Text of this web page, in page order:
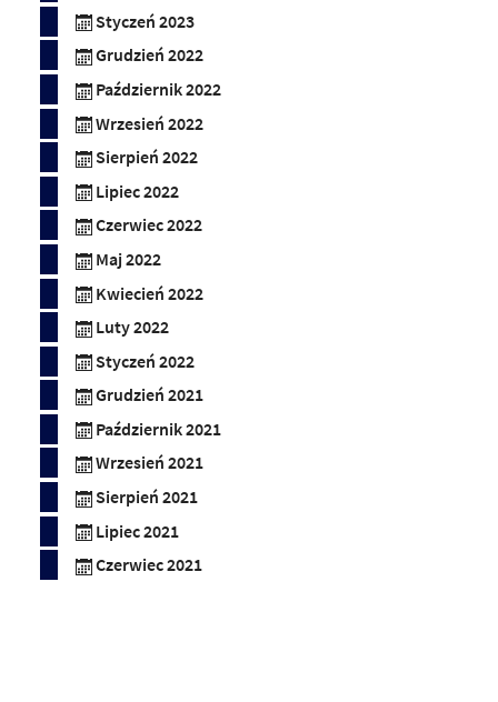
Styczeń 2023
Grudzień 2022
Październik 2022
Wrzesień 2022
Sierpień 2022
Lipiec 2022
Czerwiec 2022
Maj 2022
Kwiecień 2022
Luty 2022
Styczeń 2022
Grudzień 2021
Październik 2021
Wrzesień 2021
Sierpień 2021
Lipiec 2021
Czerwiec 2021